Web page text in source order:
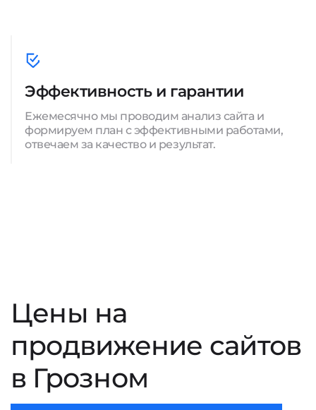
Эффективность и гарантии
Ежемесячно мы проводим анализ сайта и
формируем план с эффективными работами,
отвечаем за качество и результат.
Цены на
продвижение сайтов
в Грозном